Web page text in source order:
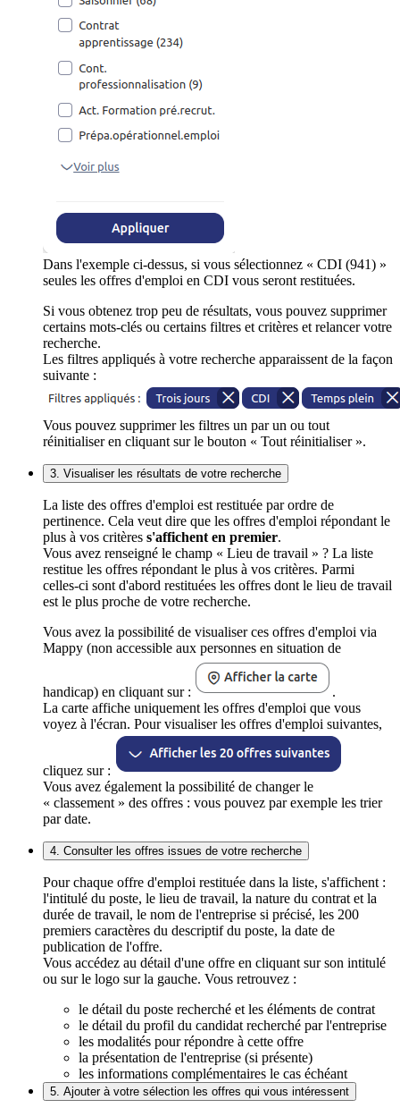
Dans l'exemple ci-dessus, si vous sélectionnez « CDI (941) »
seules les offres d'emploi en CDI vous seront restituées.
Si vous obtenez trop peu de résultats, vous pouvez supprimer
certains mots-clés ou certains filtres et critères et relancer votre
recherche.
Les filtres appliqués à votre recherche apparaissent de la façon
suivante :
Vous pouvez supprimer les filtres un par un ou tout
réinitialiser en cliquant sur le bouton « Tout réinitialiser ».
3. Visualiser les résultats de votre recherche
La liste des offres d'emploi est restituée par ordre de
pertinence. Cela veut dire que les offres d'emploi répondant le
plus à vos critères s'affichent en premier.
Vous avez renseigné le champ « Lieu de travail » ? La liste
restitue les offres répondant le plus à vos critères. Parmi
celles-ci sont d'abord restituées les offres dont le lieu de travail
est le plus proche de votre recherche.
Vous avez la possibilité de visualiser ces offres d'emploi via
Mappy (non accessible aux personnes en situation de
handicap) en cliquant sur :
.
La carte affiche uniquement les offres d'emploi que vous
voyez à l'écran. Pour visualiser les offres d'emploi suivantes,
cliquez sur :
Vous avez également la possibilité de changer le
« classement » des offres : vous pouvez par exemple les trier
par date.
4. Consulter les offres issues de votre recherche
Pour chaque offre d'emploi restituée dans la liste, s'affichent :
l'intitulé du poste, le lieu de travail, la nature du contrat et la
durée de travail, le nom de l'entreprise si précisé, les 200
premiers caractères du descriptif du poste, la date de
publication de l'offre.
Vous accédez au détail d'une offre en cliquant sur son intitulé
ou sur le logo sur la gauche. Vous retrouvez :
le détail du poste recherché et les éléments de contrat
le détail du profil du candidat recherché par l'entreprise
les modalités pour répondre à cette offre
la présentation de l'entreprise (si présente)
les informations complémentaires le cas échéant
5. Ajouter à votre sélection les offres qui vous intéressent